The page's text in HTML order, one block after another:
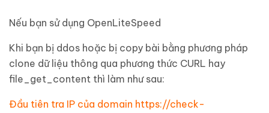
Nếu bạn sử dụng OpenLiteSpeed
Khi bạn bị ddos hoặc bị copy bài bằng phương pháp
clone dữ liệu thông qua phương thức CURL hay
file_get_content thì làm như sau:
Đầu tiên tra IP của domain https://check-